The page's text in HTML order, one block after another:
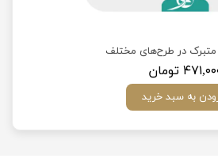
متبرک در طرح‌های مختلف
تومان
به سبد خرید